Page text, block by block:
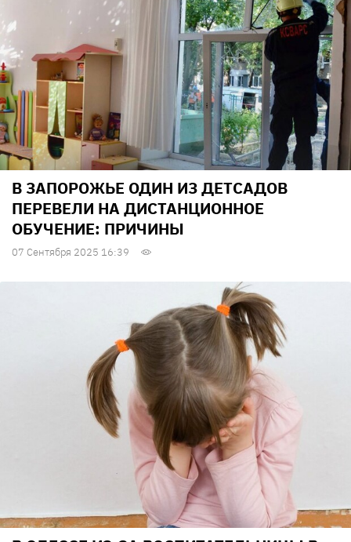
В ЗАПОРОЖЬЕ ОДИН ИЗ ДЕТСАДОВ
ПЕРЕВЕЛИ НА ДИСТАНЦИОННОЕ
ОБУЧЕНИЕ: ПРИЧИНЫ
07 Сентября 2025 16:39